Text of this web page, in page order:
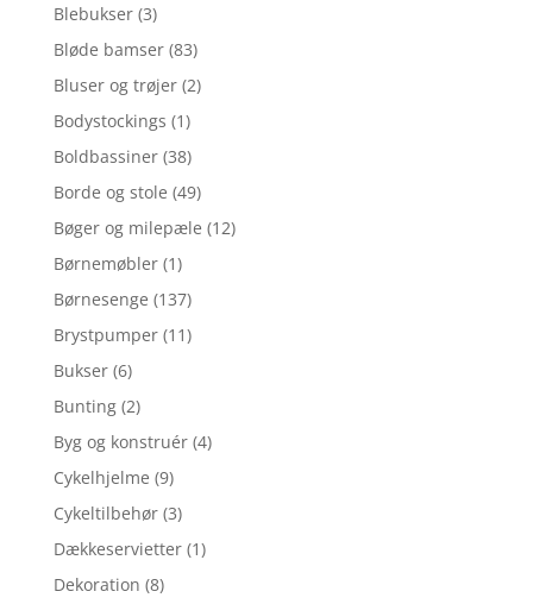
Blebukser (3)
Bløde bamser (83)
Bluser og trøjer (2)
Bodystockings (1)
Boldbassiner (38)
Borde og stole (49)
Bøger og milepæle (12)
Børnemøbler (1)
Børnesenge (137)
Brystpumper (11)
Bukser (6)
Bunting (2)
Byg og konstruér (4)
Cykelhjelme (9)
Cykeltilbehør (3)
Dækkeservietter (1)
Dekoration (8)